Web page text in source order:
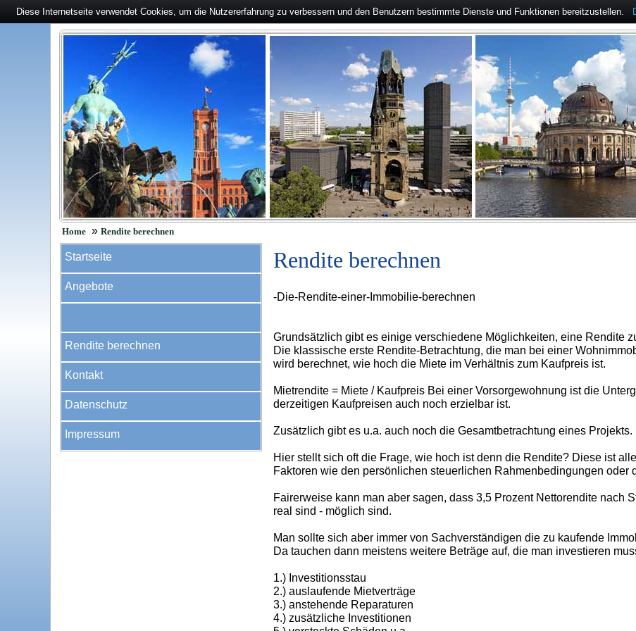
Home » Rendite berechnen
Startseite
Angebote
Rendite berechnen
Kontakt
Datenschutz
Impressum
Rendite berechnen
-Die-Rendite-einer-Immobilie-berechnen
Grundsätzlich gibt es einige verschiedene Möglichkeiten, eine Rendite
Die klassische erste Rendite-Betrachtung, die man bei einer
wird berechnet, wie hoch die Miete im Verhältnis zum Kaufpreis ist.
Mietrendite = Miete / Kaufpreis Bei einer Vorsorgewohnung ist die
derzeitigen Kaufpreisen auch noch erzielbar ist.
Zusätzlich gibt es u.a. auch noch die Gesamtbetrachtung eines Projekts.
Hier stellt sich oft die Frage, wie hoch ist denn die Rendite? Diese ist
Faktoren wie den persönlichen steuerlichen Rahmenbedingungen oder
Fairerweise kann man aber sagen, dass 3,5 Prozent Nettorendite nach
real sind - möglich sind.
Man sollte sich aber immer von Sachverständigen die zu kaufende
Da tauchen dann meistens weitere Beträge auf, die man investieren
1.) Investitionsstau
2.) auslaufende Mietverträge
3.) anstehende Reparaturen
4.) zusätzliche Investitionen
Diese Internetseite verwendet Cookies, um die Nutzererfahrung zu verbessern und den Benutzern bestimmte Dienste und Funktionen bereitzustellen.